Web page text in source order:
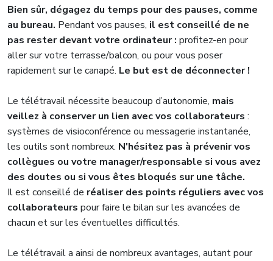
Bien sûr, dégagez du temps pour des pauses, comme
au bureau. Pendant vos pauses, il est conseillé de ne
pas rester devant votre ordinateur : profitez-en pour
aller sur votre terrasse/balcon, ou pour vous poser
rapidement sur le canapé. Le but est de déconnecter !
Le télétravail nécessite beaucoup d’autonomie, mais
veillez à conserver un lien avec vos collaborateurs :
systèmes de visioconférence ou messagerie instantanée,
les outils sont nombreux. N'hésitez pas à prévenir vos
collègues ou votre manager/responsable si vous avez
des doutes ou si vous êtes bloqués sur une tâche.
Il est conseillé de réaliser des points réguliers avec vos
collaborateurs pour faire le bilan sur les avancées de
chacun et sur les éventuelles difficultés.
Le télétravail a ainsi de nombreux avantages, autant pour